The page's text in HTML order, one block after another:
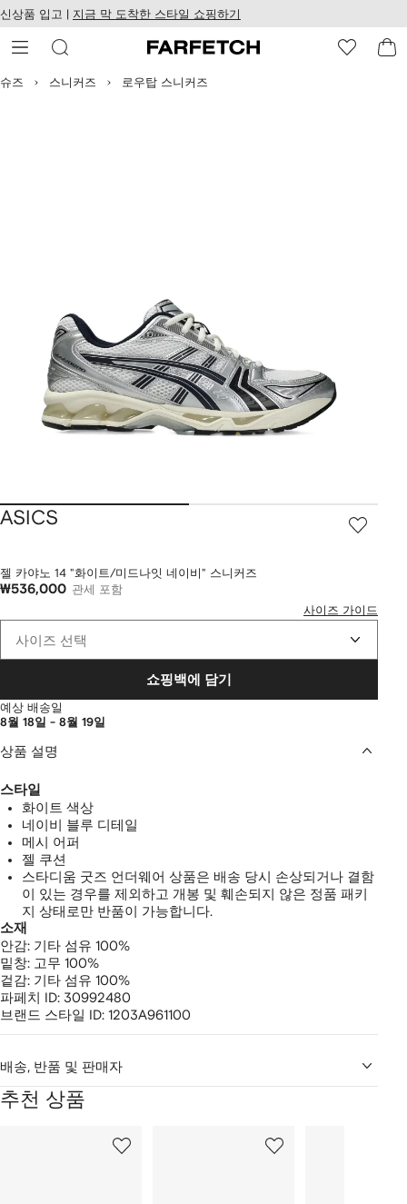
츠
건
뛰
치
웹
접
성
신상품 입고 | 지금 막 도착한 스타일 쇼핑하기
슈즈 스니커즈 로우탑 스니커즈
ASICS
젤 카야노 14 "화이트/미드나잇 네이비" 스니커즈
₩536,000 관세 포함
사이즈 가이드
사이즈 선택
쇼핑백에 담기
예상 배송일
8월 18일 - 8월 19일
상품 설명
스타일
화이트 색상
네이비 블루 디테일
메시 어퍼
젤 쿠션
스타디움 굿즈 언더웨어 상품은 배송 당시 손상되거나 결함
이 있는 경우를 제외하고 개봉 및 훼손되지 않은 정품 패키
지 상태로만 반품이 가능합니다.
소재
안감: 기타 섬유 100%
밑창: 고무 100%
겉감: 기타 섬유 100%
파페치 ID: 30992480
브랜드 스타일 ID: 1203A961100
배송, 반품 및 판매자
추천 상품